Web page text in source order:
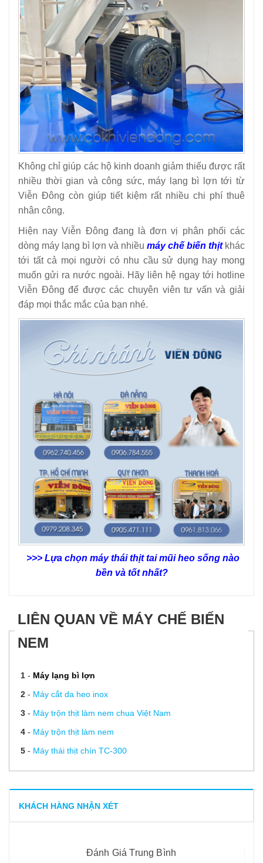
Không chỉ giúp các hộ kinh doanh giảm thiểu được rất
nhiều thời gian và công sức, máy lạng bì lợn tới từ
Viễn Đông còn giúp tiết kiệm rất nhiều chi phí thuê
nhân công.
Hiện nay Viễn Đông đang là đơn vị phân phối các
dòng máy lạng bì lợn và nhiều máy chế biến thịt khác
tới tất cả mọi người có nhu cầu sử dụng hay mong
muốn gửi ra nước ngoài. Hãy liên hệ ngay tới hotline
Viễn Đông để được các chuyên viên tư vấn và giải
đáp mọi thắc mắc của bạn nhé.
>>> Lựa chọn máy thái thịt tai mũi heo sống nào
bền và tốt nhất?
LIÊN QUAN VỀ MÁY CHẾ BIẾN
NEM
1- Máy lạng bì lợn
2- Máy cắt da heo inox
3- Máy trộn thịt làm nem chua Việt Nam
4- Máy trộn thịt làm nem
5- Máy thái thịt chín TC-300
KHÁCH HÀNG NHẬN XÉT
Đánh Giá Trung Bình